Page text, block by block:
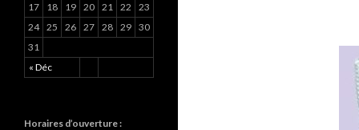
« Déc
17
18 19 20 21 22
23
24 25 26 27 28 29 30
31
Horaires d’ouverture :